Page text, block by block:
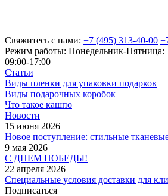
Свяжитесь с нами: +7 (495) 313-40-00
Режим работы: Понедельник-Пятница:
09:00-17:00
Статьи
Виды пленки для упаковки подарков
Виды подарочных коробок
Что такое кашпо
Новости
15 июня 2026
Новое поступление: стильные
9 мая 2026
С ДНЕМ ПОБЕДЫ!
22 апреля 2026
Специальные условия доставки для
Подписаться